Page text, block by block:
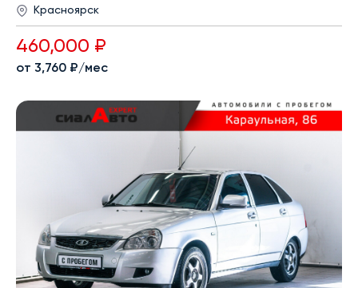
Красноярск
460,000 ₽
от 3,760 ₽/мес